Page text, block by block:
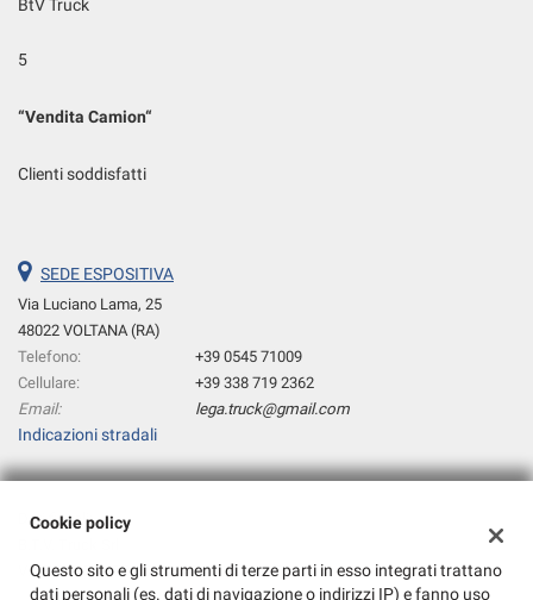
BtV Truck
5
“Vendita Camion“
Clienti soddisfatti
SEDE ESPOSITIVA
Via Luciano Lama, 25
48022 VOLTANA (RA)
Telefono:
+39 0545 71009
Cellulare:
+39 338 719 2362
Email:
lega.truck@gmail.com
Indicazioni stradali
Dati fiscali:
Via C.CATTANEO, 10 48022 VOLTANA (RA)
Cookie policy
Questo sito e gli strumenti di terze parti in esso integrati trattano
dati personali (es. dati di navigazione o indirizzi IP) e fanno uso